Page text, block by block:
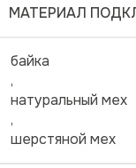
МАТЕРИАЛ
байка
,
натуральный мех
,
шерстяной мех